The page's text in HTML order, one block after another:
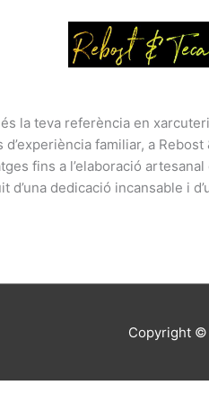
la teva referència en
d’experiència familiar, a
fins a l’elaboració
d’una dedicació incansable i
Copyright